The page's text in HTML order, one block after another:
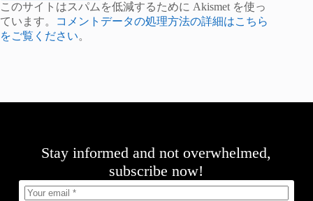
このサイトはスパムを低減するために Akismet を使っ
ています。
コメントデータの処理方法の詳細はこちら
をご覧ください。
Stay informed and not overwhelmed,
subscribe now!